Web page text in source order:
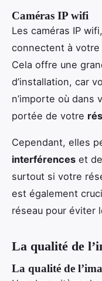
Caméras IP wifi
Les caméras IP
connectent à votre
Cela offre une
d’installation, car
n’importe où dans
portée de votre
Cependant, elles
interférences et
surtout si votre
est également
réseau pour éviter
La qualité de
La qualité de